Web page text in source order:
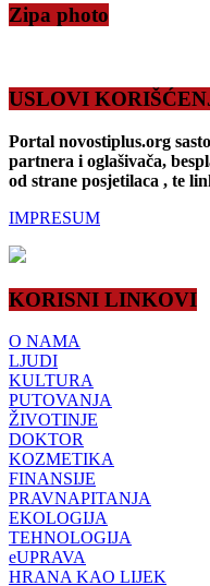
Zipa photo
USLOVI
Portal novostiplus.org
partnera i oglašivača,
od strane posjetilaca , te
IMPRESUM
KORISNI LINKOVI
O NAMA
LJUDI
KULTURA
PUTOVANJA
ŽIVOTINJE
DOKTOR
KOZMETIKA
FINANSIJE
PRAVNAPITANJA
EKOLOGIJA
TEHNOLOGIJA
eUPRAVA
HRANA KAO LIJEK